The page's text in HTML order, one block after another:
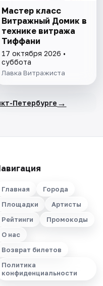
Мастер класс
Витражный Домик в
технике витража
Тиффани
17 октября 2026 •
суббота
Лавка Витражиста
Петербурге →
Главная
Города
Площадки
Артисты
Рейтинги
Промокоды
О нас
Возврат билетов
Политика
конфиденциальности